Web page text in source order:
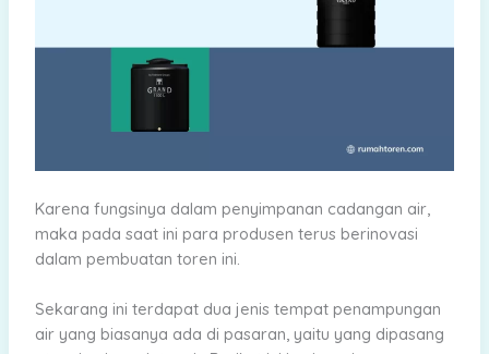
Karena fungsinya dalam penyimpanan cadangan air,
maka pada saat ini para produsen terus berinovasi
dalam pembuatan toren ini.
Sekarang ini terdapat dua jenis tempat penampungan
air yang biasanya ada di pasaran, yaitu yang dipasang